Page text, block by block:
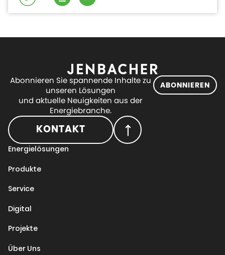
Abonnieren Sie spannende Inhalte zu
unseren Lösungen
und aktuelle Neuigkeiten aus der
Energiebranche.
ABONNIEREN
KONTAKT
Energielösungen
Produkte
Service
Digital
Projekte
Über Uns